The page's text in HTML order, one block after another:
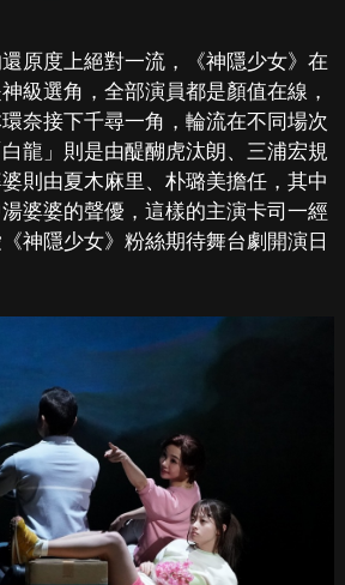
原度上絕對一流，《神隱少女》在
級選角，全部演員都是顏值在線，
奈接下千尋一角，輪流在不同場次
龍」則是由醍醐虎汰朗、三浦宏規
則由夏木麻里、朴璐美擔任，其中
婆婆的聲優，這樣的主演卡司一經
神隱少女》粉絲期待舞台劇開演日